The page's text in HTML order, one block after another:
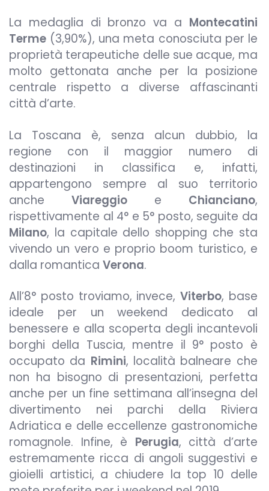
La medaglia di bronzo va a Montecatini
Terme (3,90%), una meta conosciuta per le
proprietà terapeutiche delle sue acque, ma
molto gettonata anche per la posizione
centrale rispetto a diverse affascinanti
città d’arte.
La Toscana è, senza alcun dubbio, la
regione con il maggior numero di
destinazioni in classifica e, infatti,
appartengono sempre al suo territorio
anche Viareggioe Chianciano,
rispettivamente al 4° e 5° posto, seguite da
Milano, la capitale dello shopping che sta
vivendo un vero e proprio boom turistico, e
dalla romantica Verona.
All’8° posto troviamo, invece,Viterbo, base
ideale per un weekend dedicato al
benessere e alla scoperta degli incantevoli
borghi della Tuscia, mentre il 9° posto è
occupato da Rimini, località balneare che
non ha bisogno di presentazioni, perfetta
anche per un fine settimana all’insegna del
divertimento nei parchi della Riviera
Adriatica e delle eccellenze gastronomiche
romagnole. Infine, è Perugia, città d’arte
estremamente ricca di angoli suggestivi e
gioielli artistici, a chiudere la top 10 delle